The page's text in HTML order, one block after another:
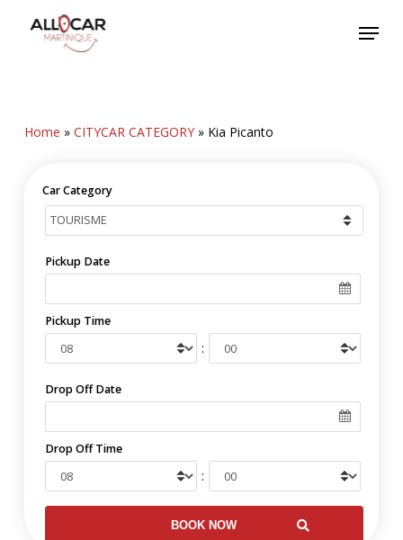
Menu
Home » CITYCAR CATEGORY» Kia Picanto
Car Category
Pickup Date
Pickup Time
:
Drop Off Date
Drop Off Time
: